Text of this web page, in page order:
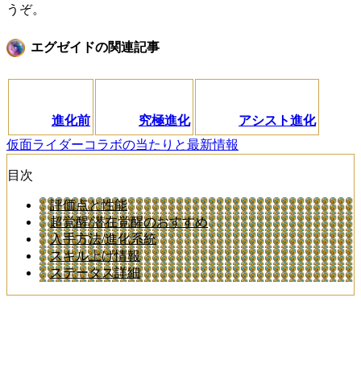
うぞ。
エグゼイドの関連記事
進化前 究極進化
アシスト進化
仮面ライダーコラボの当たりと最新情報
目次
評価点と性能
超覚醒/潜在覚醒のおすすめ
入手方法/進化系統
スキル上げ情報
ステータス詳細